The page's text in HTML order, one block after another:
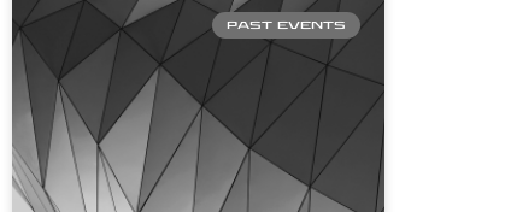
PAST EVENTS